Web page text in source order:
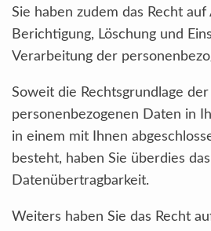
Sie haben zudem das Recht auf
Berichtigung, Löschung und
Verarbeitung der
Soweit die Rechtsgrundlage
personenbezogenen Daten in
in einem mit Ihnen
besteht, haben Sie überdies
Datenübertragbarkeit.
Weiters haben Sie das Recht